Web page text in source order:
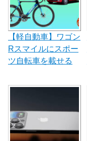
【軽自動車】ワゴン
Rスマイルにスポー
ツ自転車を載せる